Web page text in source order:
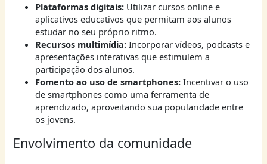
Plataformas digitais:Utilizar cursos online e
aplicativos educativos que permitam aos alunos
estudar no seu próprio ritmo.
Recursos multimídia:Incorporar vídeos, podcasts e
apresentações interativas que estimulem a
participação dos alunos.
Fomento ao uso de smartphones:Incentivar o uso
de smartphones como uma ferramenta de
aprendizado, aproveitando sua popularidade entre
os jovens.
Envolvimento da comunidade